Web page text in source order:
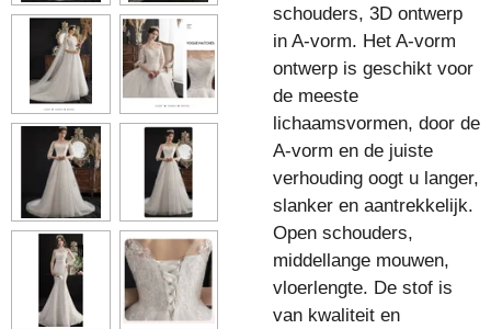
schouders, 3D ontwerp
in A-vorm. Het A-vorm
ontwerp is geschikt voor
de meeste
lichaamsvormen, door de
A-vorm en de juiste
verhouding oogt u langer,
slanker en aantrekkelijk.
Open schouders,
middellange mouwen,
vloerlengte. De stof is
van kwaliteit en